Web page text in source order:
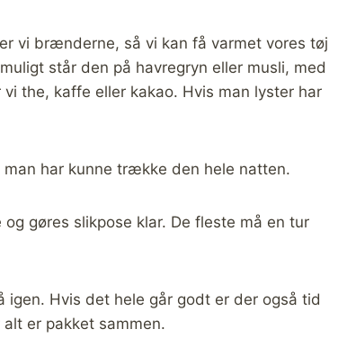
vi brænderne, så vi kan få varmet vores tøj
står den på havregryn eller musli, med
the, kaffe eller kakao. Hvis man lyster har
har kunne trække den hele natten.
gøres slikpose klar. De fleste må en tur
igen. Hvis det hele går godt er der også tid
er pakket sammen.